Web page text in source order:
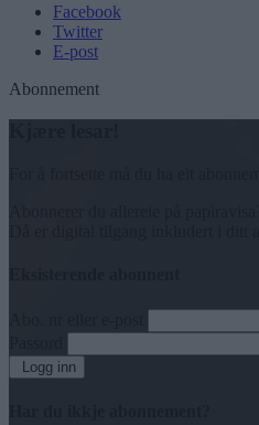
Facebook
Twitter
E-post
Abonnement
Logg inn